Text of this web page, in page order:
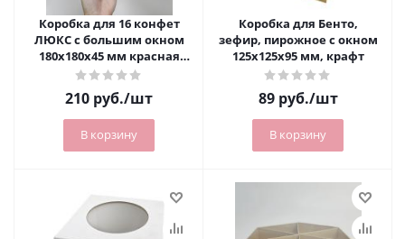
Коробка для 16 конфет
ЛЮКС с большим окном
180х180х45 мм красная
матовая/золото РУ.
210 руб./шт
В корзину
Коробка для Бенто,
зефир, пирожное с окном
125х125х95 мм, крафт
89руб./шт
В корзину